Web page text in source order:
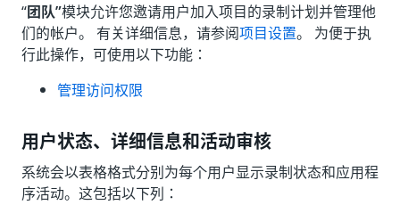
“团队”模块允许您邀请用户加入项目的录制计划并管理他
们的帐户。 有关详细信息，请参阅项目设置。 为便于执
行此操作，可使用以下功能：
管理访问权限
用户状态、详细信息和活动审核
系统会以表格格式分别为每个用户显示录制状态和应用程
序活动。这包括以下列：